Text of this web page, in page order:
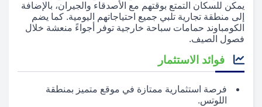
يمكن للسكان التمتع بوقتهم مع الأصدقاء والجيران، بالإضافة
إلى منطقة تجارية تلبي جميع احتياجاتهم اليومية. كما يضم
الكومباوند حمامات سباحة خارجية توفر أجواءً منعشة خلال
فصول الصيف.
فوائد الاستثمار
فرصة استثمارية ممتازة في موقع متميز بمنطقة
اللوتس.